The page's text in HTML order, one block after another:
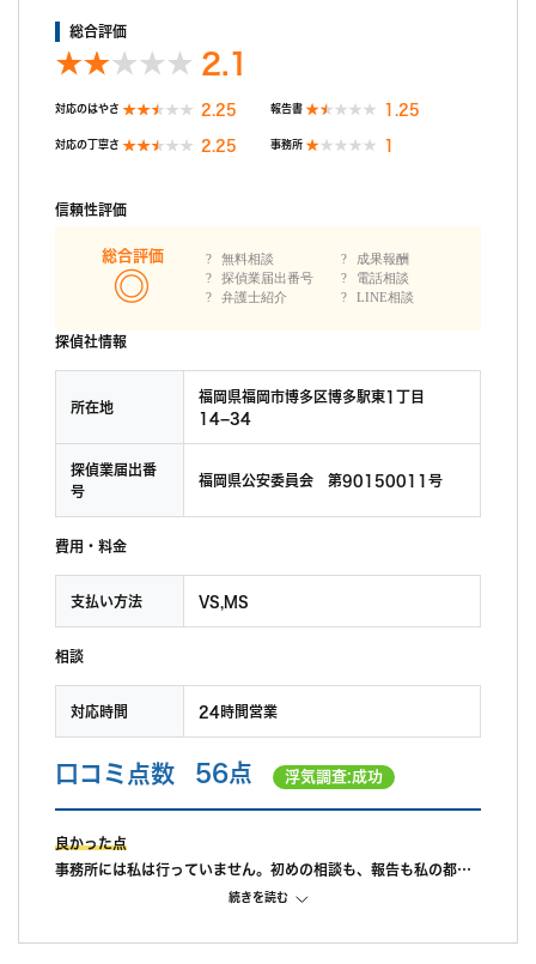
総合評価
2.1
対応のはやさ 2.25 報告書 1.25
対応の丁寧さ 2.25 事務所 1
信頼性評価
総合評価
無料相談
探偵業届出番号
弁護士紹介
成果報酬
電話相談
LINE相談
探偵社情報
所在地
福岡県福岡市博多区博多駅東1丁目
14−34
探偵業届出番
号
福岡県公安委員会 第90150011号
費用・料金
支払い方法 VS,MS
相談
対応時間 24時間営業
口コミ点数 56点 浮気調査:成功
良かった点
事務所には私は行っていません。初めの相談も、報告も私の都合
に合わせて県南まで来てくれました。ここの点は良かったです。
たです。
続きを読む